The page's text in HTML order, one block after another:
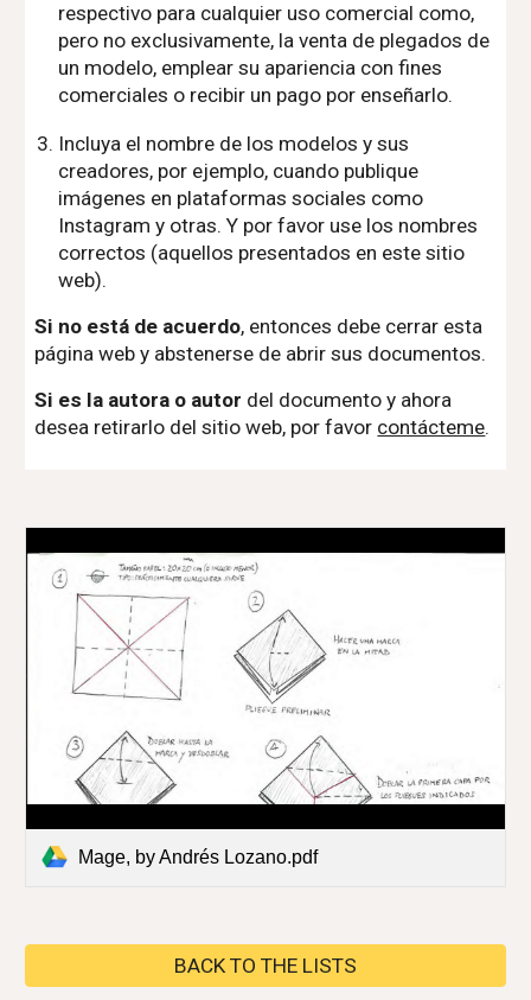
respectivo para cualquier uso comercial como,
pero no exclusivamente, la venta de plegados de
un modelo, emplear su apariencia con fines
comerciales o recibir un pago por enseñarlo.
Incluya el nombre de los modelos y sus
creadores, por ejemplo, cuando publique
imágenes en plataformas sociales como
Instagram y otras. Y por favor use los nombres
correctos (aquellos presentados en este sitio
web).
Si no está de acuerdo, entonces debe cerrar esta
página web y abstenerse de abrir sus documentos.
Si es la autora o autor del documento y ahora
desea retirarlo del sitio web, por favor contácteme.
Mage, by Andrés Lozano.pdf
BACK TO THE LISTS